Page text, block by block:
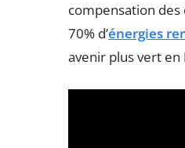
compensation des
70% d’énergies
avenir plus vert